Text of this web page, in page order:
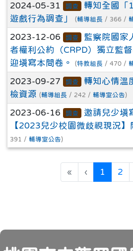
2024-05-31 調查
轉知全國「
遊戲行為調查」
(輔導組長 / 366 /
2023-12-06 調查
監察院國家
者權利公約（CRPD）獨立監
迎填寫本問卷。
(特教組長 / 470 /
2023-09-27 調查
轉知心情溫
檢資源 (輔導組長 / 242 / 輔導室公告)
2023-06-16 調查
邀請兒少填
【2023兒少校園微歧視現況】
391 / 輔導室公告)
« ‹ 1 (目前
2
頁尾